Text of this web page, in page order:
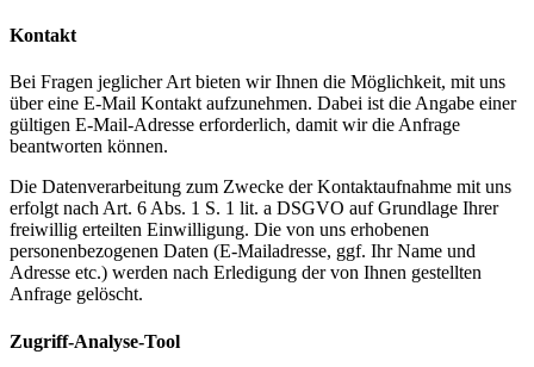
Kontakt
Bei Fragen jeglicher Art bieten wir Ihnen die Möglichkeit, mit uns
über eine E-Mail Kontakt aufzunehmen. Dabei ist die Angabe einer
gültigen E-Mail-Adresse erforderlich, damit wir die Anfrage
beantworten können.
Die Datenverarbeitung zum Zwecke der Kontaktaufnahme mit uns
erfolgt nach Art. 6 Abs. 1 S. 1 lit. a DSGVO auf Grundlage Ihrer
freiwillig erteilten Einwilligung. Die von uns erhobenen
personenbezogenen Daten (E-Mailadresse, ggf. Ihr Name und
Adresse etc.) werden nach Erledigung der von Ihnen gestellten
Anfrage gelöscht.
Zugriff-Analyse-Tool